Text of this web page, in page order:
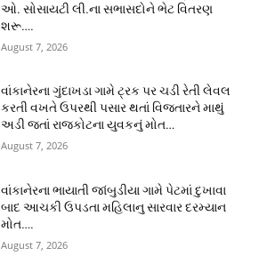
ઓ. સોસાયટી લી.ના સભાસદોને ભેટ વિતરણ
શરૂ….
August 7, 2026
વાંકાનેરના ગુંદાખડા ગામે ટ્રક પર ચડી રેતી લેવલ
કરતી વખતે ઉપરથી પસાર થતાં વિજતારને માથું
અડી જતાં રાજકોટના યુવકનું મોત…
August 7, 2026
વાંકાનેરના ભાયાતી જાંબુડીયા ગામે પેટમાં દુખાવા
બાદ આચકી ઉપડતા મહિલાનુ સારવાર દરમ્યાન
મોત….
August 7, 2026